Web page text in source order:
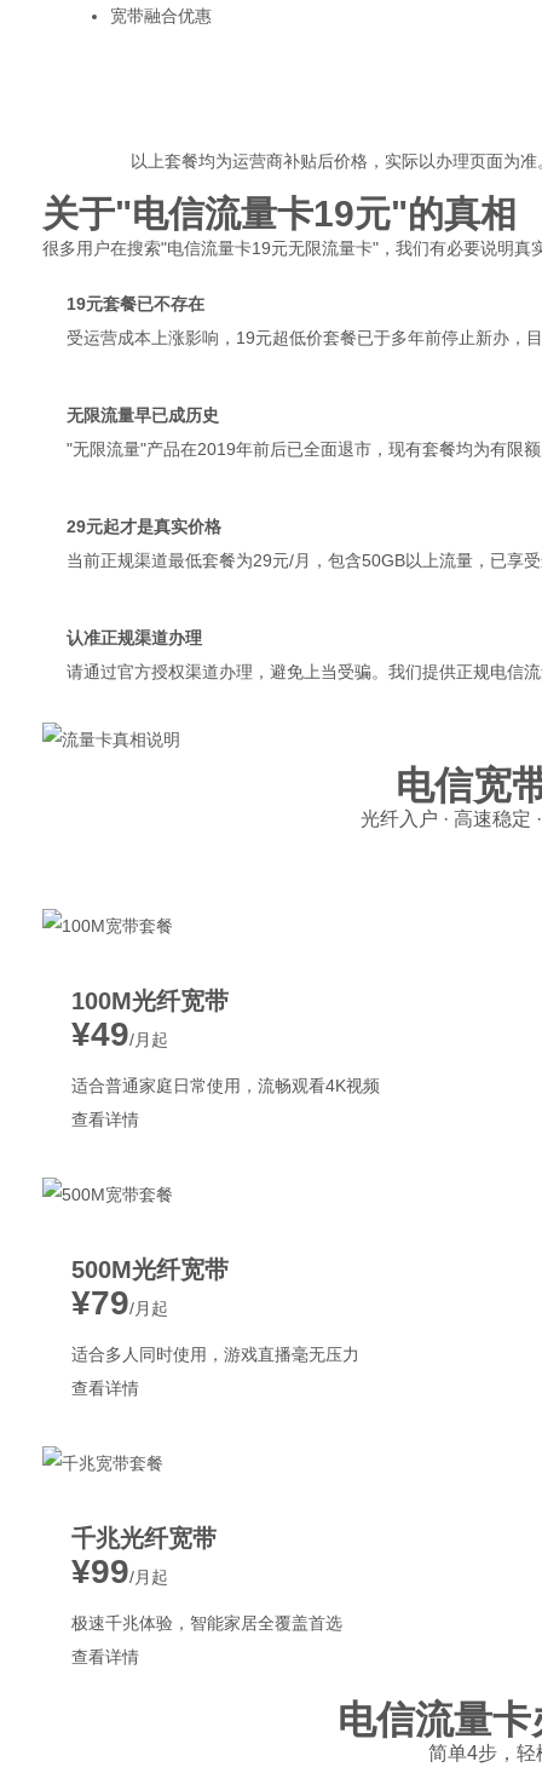
宽带融合优惠
以上套餐均为运营商补贴后价格，实际以办理页面为
关于"电信流量卡19元"的真相
很多用户在搜索"电信流量卡19元无限流量卡"，我们有必要说明真
19元套餐已不存在
受运营成本上涨影响，19元超低价套餐已于多年前停止新办，
无限流量早已成历史
"无限流量"产品在2019年前后已全面退市，现有套餐均为有限
29元起才是真实价格
当前正规渠道最低套餐为29元/月，包含50GB以上流量，已享
认准正规渠道办理
请通过官方授权渠道办理，避免上当受骗。我们提供正规电信
电信宽
光纤入户 · 高速稳定
100M光纤宽带
¥49/月起
适合普通家庭日常使用，流畅观看4K视频
查看详情
500M光纤宽带
¥79/月起
适合多人同时使用，游戏直播毫无压力
查看详情
千兆光纤宽带
¥99/月起
极速千兆体验，智能家居全覆盖首选
查看详情
电信流量
简单4步，轻